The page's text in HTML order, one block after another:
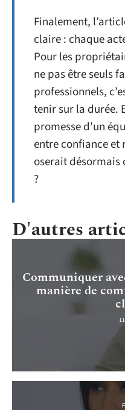
Finalement,
claire : chaque
Pour les
ne pas être seuls
professionnels,
tenir sur la durée.
promesse d’un
entre confiance et
oserait désormais
?
D'autres
Communiquer
manière de